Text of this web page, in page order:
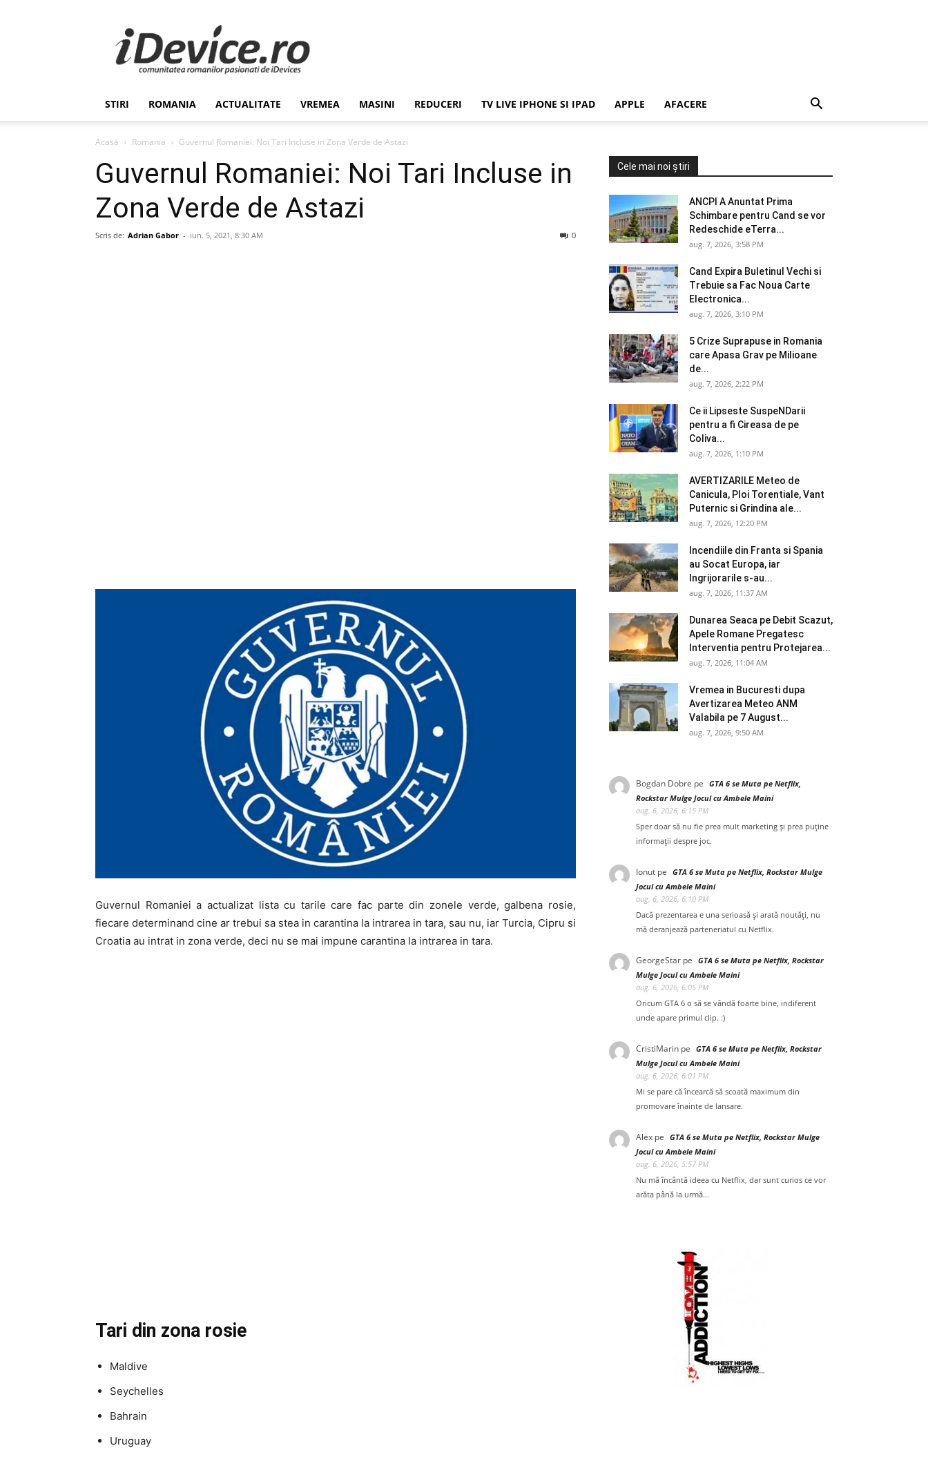
Stiri
de
Ultima
Ora
Romania,
Economie,
iDevice.ro
STIRI ROMANIA ACTUALITATE VREMEA MASINI REDUCERI TV LIVE IPHONE SI IPAD APPLE AFACERE
Acasă Romania Guvernul Romaniei: Noi Tari Incluse in Zona Verde de Astazi
Guvernul Romaniei: Noi Tari Incluse in
Zona Verde de Astazi
Scris de: Adrian Gabor - iun. 5, 2021, 8:30 AM 0
Guvernul Romaniei a actualizat lista cu tarile care fac parte din zonele verde, galbena rosie,
fiecare determinand cine ar trebui sa stea in carantina la intrarea in tara, sau nu, iar Turcia, Cipru si
Croatia au intrat in zona verde, deci nu se mai impune carantina la intrarea in tara.
Tari din zona rosie
Maldive
Seychelles
Bahrain
Uruguay
Cele mai noi știri
ANCPI A Anuntat Prima
Schimbare pentru Cand se vor
Redeschide eTerra...
aug. 7, 2026, 3:58 PM
Cand Expira Buletinul Vechi si
Trebuie sa Fac Noua Carte
Electronica...
aug. 7, 2026, 3:10 PM
5 Crize Suprapuse in Romania
care Apasa Grav pe Milioane
de...
aug. 7, 2026, 2:22 PM
Ce ii Lipseste SuspeNDarii
pentru a fi Cireasa de pe
Coliva...
aug. 7, 2026, 1:10 PM
AVERTIZARILE Meteo de
Canicula, Ploi Torentiale, Vant
Puternic si Grindina ale...
aug. 7, 2026, 12:20 PM
Incendiile din Franta si Spania
au Socat Europa, iar
Ingrijorarile s-au...
aug. 7, 2026, 11:37 AM
Dunarea Seaca pe Debit Scazut,
Apele Romane Pregatesc
Interventia pentru Protejarea...
aug. 7, 2026, 11:04 AM
Vremea in Bucuresti dupa
Avertizarea Meteo ANM
Valabila pe 7 August...
aug. 7, 2026, 9:50 AM
Bogdan Dobre pe GTA 6 se Muta pe Netflix,
Rockstar Mulge Jocul cu Ambele Maini
aug. 6, 2026, 6:15 PM
Sper doar să nu fie prea mult marketing și prea puține
informații despre joc.
Ionut pe GTA 6 se Muta pe Netflix, Rockstar Mulge
Jocul cu Ambele Maini
aug. 6, 2026, 6:10 PM
Dacă prezentarea e una serioasă și arată noutăți, nu
mă deranjează parteneriatul cu Netflix.
GeorgeStar pe GTA 6 se Muta pe Netflix, Rockstar
Mulge Jocul cu Ambele Maini
aug. 6, 2026, 6:05 PM
Oricum GTA 6 o să se vândă foarte bine, indiferent
unde apare primul clip. :)
CristiMarin pe GTA 6 se Muta pe Netflix, Rockstar
Mulge Jocul cu Ambele Maini
aug. 6, 2026, 6:01 PM
Mi se pare că încearcă să scoată maximum din
promovare înainte de lansare.
Alex pe GTA 6 se Muta pe Netflix, Rockstar Mulge
Jocul cu Ambele Maini
aug. 6, 2026, 5:57 PM
Nu mă încântă ideea cu Netflix, dar sunt curios ce vor
arăta până la urmă...